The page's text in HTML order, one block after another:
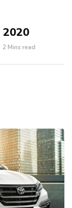
2020
2 Mins read